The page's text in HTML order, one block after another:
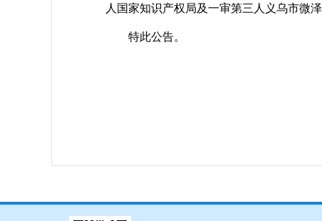
人国家知识产权局及一审第三人义乌市微
特此公告。